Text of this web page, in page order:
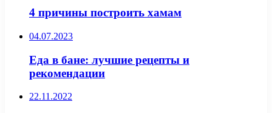
4 причины построить хамам
04.07.2023
Еда в бане: лучшие рецепты и
рекомендации
22.11.2022